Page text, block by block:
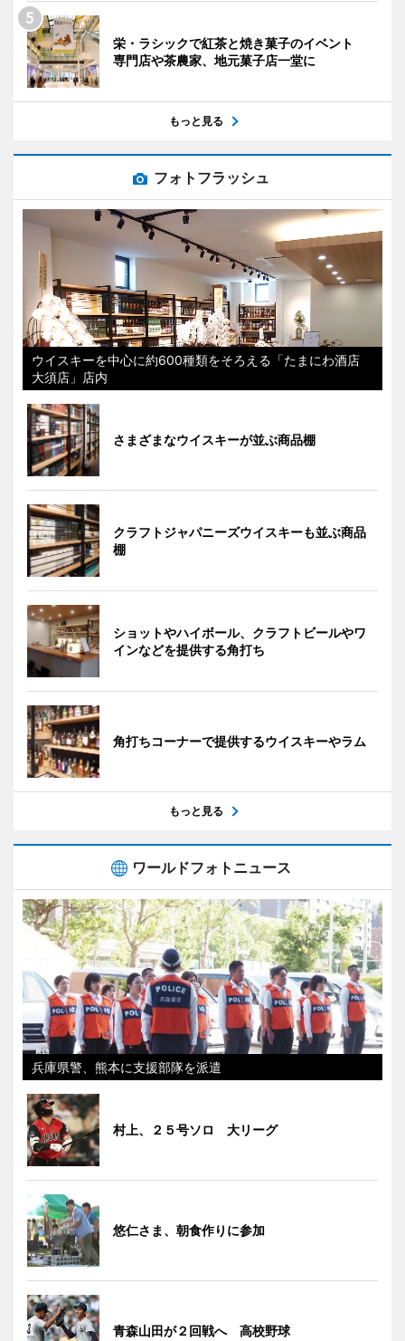
栄・ラシックで紅茶と焼き菓子のイベント
専門店や茶農家、地元菓子店一堂に
もっと見る
フォトフラッシュ
ウイスキーを中心に約600種類をそろえる「たまにわ酒店
大須店」店内
さまざまなウイスキーが並ぶ商品棚
クラフトジャパニーズウイスキーも並ぶ商品
棚
ショットやハイボール、クラフトビールやワ
インなどを提供する角打ち
角打ちコーナーで提供するウイスキーやラム
もっと見る
ワールドフォトニュース
兵庫県警、熊本に支援部隊を派遣
村上、２５号ソロ 大リーグ
悠仁さま、朝食作りに参加
青森山田が２回戦へ 高校野球